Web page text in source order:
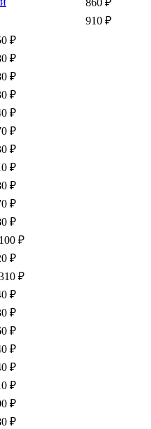
860 ₽
910 ₽
₽
₽
₽
₽
₽
₽
₽
₽
₽
₽
₽
₽
₽
₽
₽
₽
₽
₽
₽
₽
₽
₽